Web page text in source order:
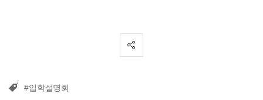
#입학설명회